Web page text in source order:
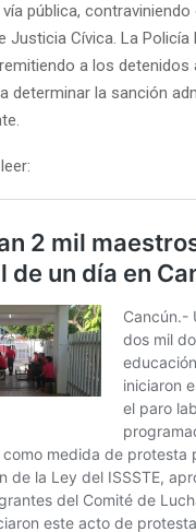
pública,
Justicia Cívica. La Policía
a los detenidos
determinar la sanción